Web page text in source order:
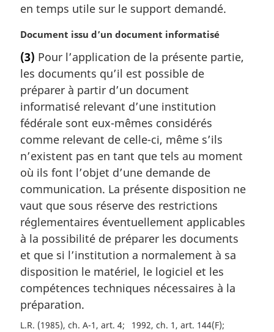
e
:
en temps utile sur le support demandé.
N
t
e
m
a
g
i
n
a
e
:
Document issu d’un document informatisé
(3) Pour l’application de la présente partie,
les documents qu’il est possible de
préparer à partir d’un document
informatisé relevant d’une institution
fédérale sont eux-mêmes considérés
comme relevant de celle-ci, même s’ils
n’existent pas en tant que tels au moment
où ils font l’objet d’une demande de
communication. La présente disposition ne
vaut que sous réserve des restrictions
réglementaires éventuellement applicables
à la possibilité de préparer les documents
et que si l’institution a normalement à sa
disposition le matériel, le logiciel et les
compétences techniques nécessaires à la
préparation.
L.R. (1985), ch. A-1, art. 4
1992, ch. 1, art. 144(F)